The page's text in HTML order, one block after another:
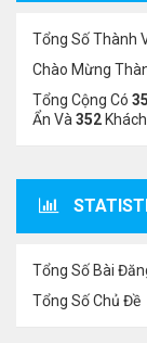
Tổng Số Thành
Chào Mừng
Tổng Cộng Có
Ẩn Và 352 Khách
Tổng Số Bài
Tổng Số Chủ Đề